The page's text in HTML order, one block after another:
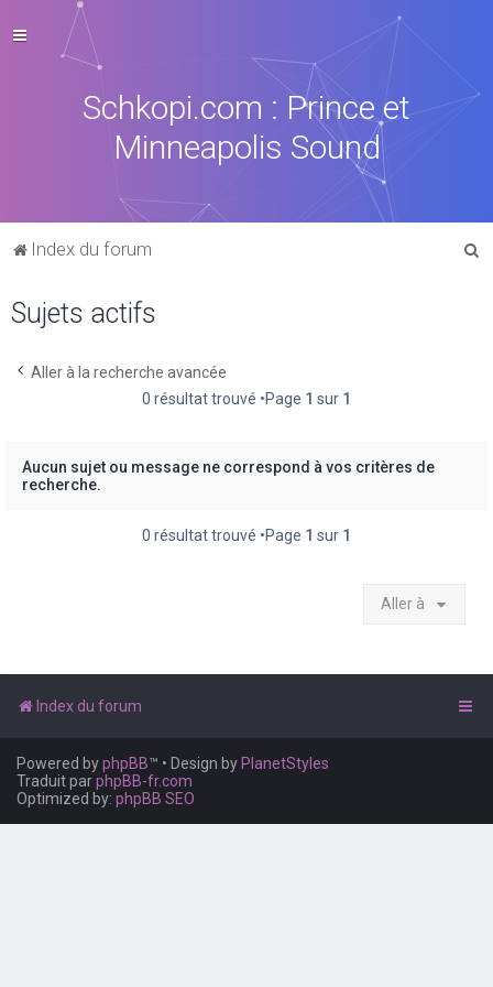
Schkopi.com : Prince et
Minneapolis Sound
Index du forum
Sujets actifs
Aller à la recherche avancée
0 résultat trouvé •Page 1 sur 1
Aucun sujet ou message ne correspond à vos critères de
recherche.
0 résultat trouvé •Page 1 sur 1
Aller à
Index du forum
Powered byphpBB™ • Design by PlanetStyles
Traduit parphpBB-fr.com
Optimized by: phpBB SEO